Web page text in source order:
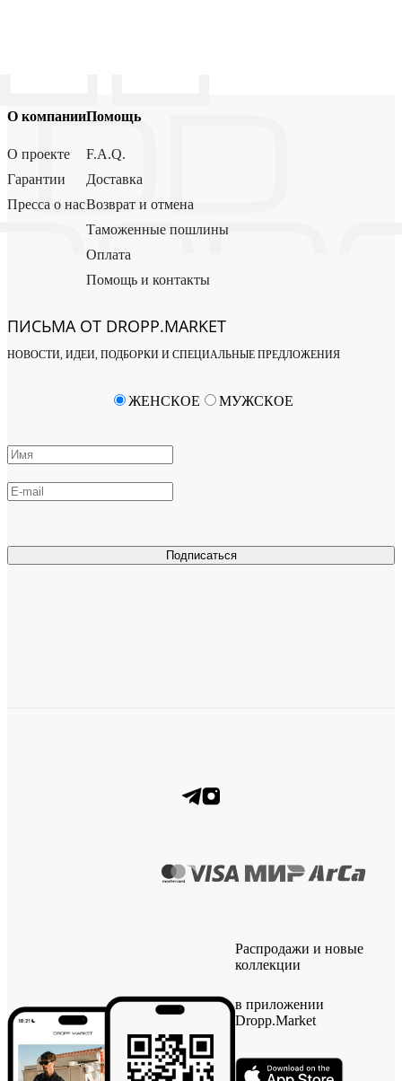
О компании
О проекте
Гарантии
Пресса о нас
Помощь
F.A.Q.
Доставка
Возврат и отмена
Таможенные пошлины
Оплата
Помощь и контакты
ПИСЬМА ОТ DROPP.MARKET
НОВОСТИ, ИДЕИ, ПОДБОРКИ И СПЕЦИАЛЬНЫЕ ПРЕДЛОЖЕНИЯ
Подписаться
ЖЕНСКОЕ МУЖСКОЕ
Распродажи и новые
коллекции
в приложении
Dropp.Market